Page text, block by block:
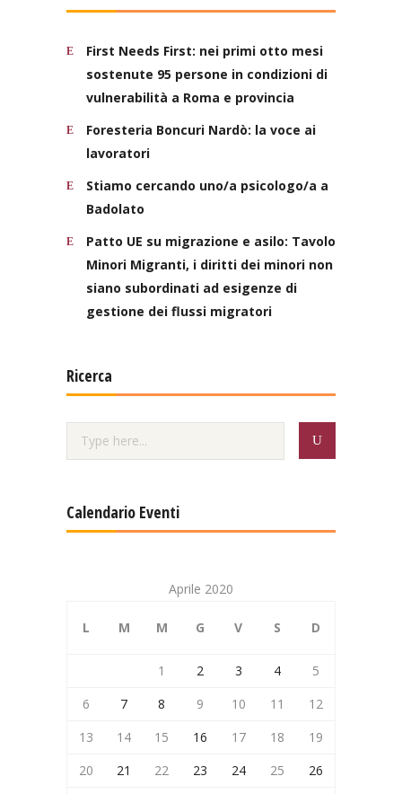
First Needs First: nei primi otto mesi
sostenute 95 persone in condizioni di
vulnerabilità a Roma e provincia
Foresteria Boncuri Nardò: la voce ai
lavoratori
Stiamo cercando uno/a psicologo/a a
Badolato
Patto UE su migrazione e asilo: Tavolo
Minori Migranti, i diritti dei minori non
siano subordinati ad esigenze di
gestione dei flussi migratori
Ricerca
Calendario Eventi
Aprile 2020
L M M G V S D
1 2 3 4
5
6
7 8 9 10 11
12
13
14 15 16 17 18
19
20
21 22 23 24 25
26